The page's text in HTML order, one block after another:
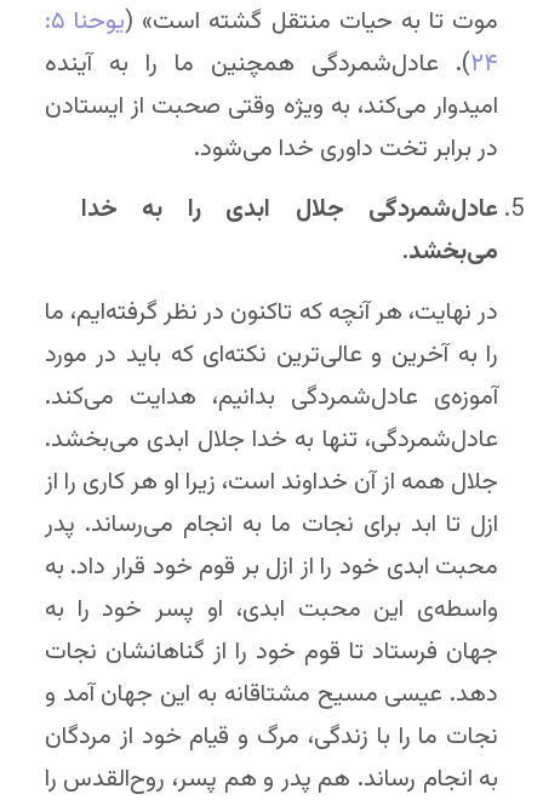
موت تا به حیات منتقل گشته است» (
یوحنا ۵:
۲۴). عادل‌شمردگی همچنین ما را به آینده
امیدوار می‌کند، به ویژه وقتی صحبت از ایستادن
در برابر تخت داوری خدا می‌شود.
عادل‌شمردگی جلال ابدی را به خدا
می‌بخشد.
در نهایت، هر آنچه که تاکنون در نظر گرفته‌ایم، ما
را به آخرین و عالی‌ترین نکته‌ای که باید در مورد
آموزه‌ی عادل‌شمردگی بدانیم، هدایت می‌کند.
عاد‌ل‌شمردگی، تنها به خدا جلال ابدی می‌بخشد.
جلال همه از آن خداوند است، زیرا او هر کاری را از
ازل تا ابد برای نجات ما به انجام می‌رساند. پدر
محبت ابدی خود را از ازل بر قوم خود قرار داد. به
واسطه‌ی این محبت ابدی، او پسر خود را به
جهان فرستاد تا قوم خود را از گناهانشان نجات
دهد. عیسی مسیح مشتاقانه به این جهان آمد و
نجات ما را با زندگی، مرگ و قیام خود از مردگان
به انجام رساند. هم پدر و هم پسر، روح‌القدس را